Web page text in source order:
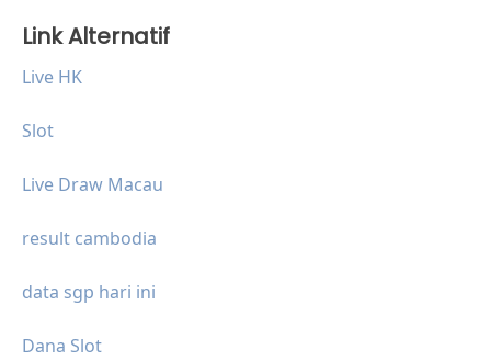
Link Alternatif
Live HK
Slot
Live Draw Macau
result cambodia
data sgp hari ini
Dana Slot